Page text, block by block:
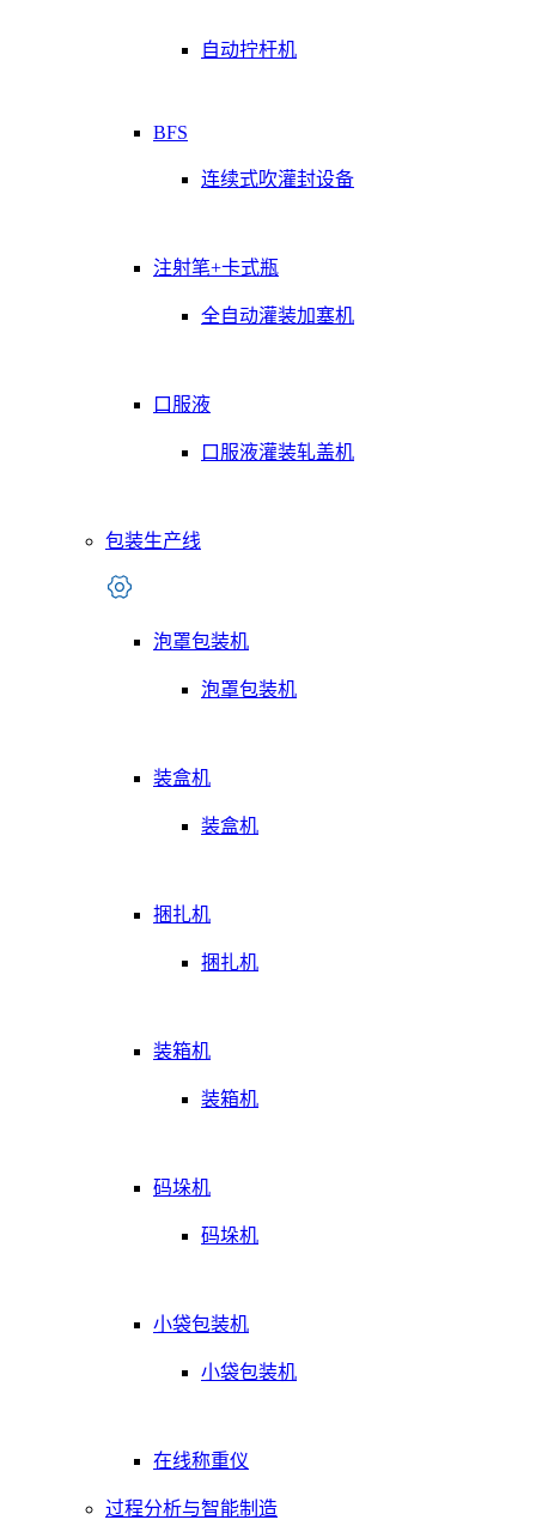
自动拧杆机
BFS
连续式吹灌封设备
注射笔+卡式瓶
全自动灌装加塞机
口服液
口服液灌装轧盖机
包装生产线
泡罩包装机
泡罩包装机
装盒机
装盒机
捆扎机
捆扎机
装箱机
装箱机
码垛机
码垛机
小袋包装机
小袋包装机
在线称重仪
过程分析与智能制造